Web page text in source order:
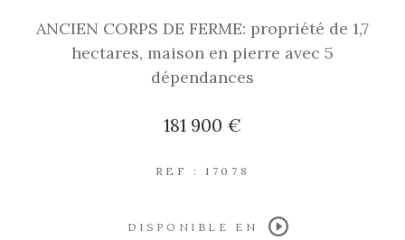
ANCIEN CORPS DE FERME: propriété de 1,7
hectares, maison en pierre avec 5
dépendances
181 900 €
REF : 17078
DISPONIBLE EN